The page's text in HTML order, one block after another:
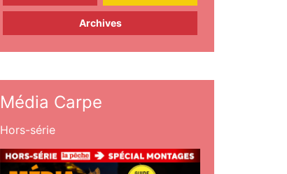
Archives
Média Carpe
Hors-série